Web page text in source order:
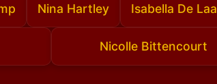
Nina Hartley Isabella De Laa
Nicolle Bittencourt